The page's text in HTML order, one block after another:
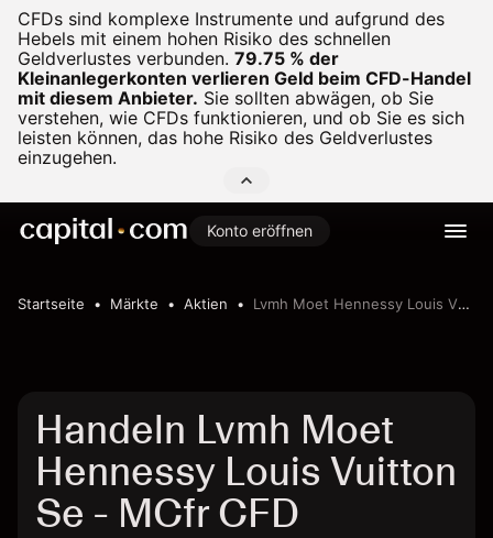
CFDs sind komplexe Instrumente und aufgrund des
Hebels mit einem hohen Risiko des schnellen
Geldverlustes verbunden. 79.75 % der
Kleinanlegerkonten verlieren Geld beim CFD-Handel
mit diesem Anbieter. Sie sollten abwägen, ob Sie
verstehen, wie CFDs funktionieren, und ob Sie es sich
leisten können, das hohe Risiko des Geldverlustes
einzugehen.
Konto eröffnen
Startseite Märkte Aktien Lvmh Moet Hennessy Louis Vuitton Se
Handeln Lvmh Moet
Hennessy Louis Vuitton
Se - MCfr CFD